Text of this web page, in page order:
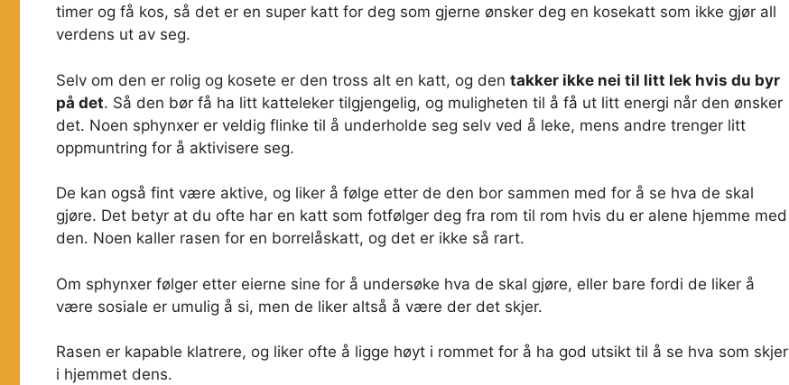
timer og få kos, så det er en super katt for deg som gjerne ønsker deg en kosekatt som ikke gjør all
verdens ut av seg.
Selv om den er rolig og kosete er den tross alt en katt, og den takker ikke nei til litt lek hvis du byr
på det. Så den bør få ha litt katteleker tilgjengelig, og muligheten til å få ut litt energi når den ønsker
det. Noen sphynxer er veldig flinke til å underholde seg selv ved å leke, mens andre trenger litt
oppmuntring for å aktivisere seg.
De kan også fint være aktive, og liker å følge etter de den bor sammen med for å se hva de skal
gjøre. Det betyr at du ofte har en katt som fotfølger deg fra rom til rom hvis du er alene hjemme med
den. Noen kaller rasen for en borrelåskatt, og det er ikke så rart.
Om sphynxer følger etter eierne sine for å undersøke hva de skal gjøre, eller bare fordi de liker å
være sosiale er umulig å si, men de liker altså å være der det skjer.
Rasen er kapable klatrere, og liker ofte å ligge høyt i rommet for å ha god utsikt til å se hva som skjer
i hjemmet dens.